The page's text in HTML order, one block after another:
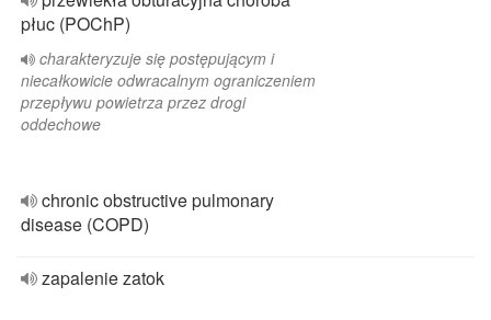
płuc (POChP)
charakteryzuje się postępującym i
niecałkowicie odwracalnym ograniczeniem
przepływu powietrza przez drogi
oddechowe
chronic obstructive pulmonary
disease (COPD)
zapalenie zatok